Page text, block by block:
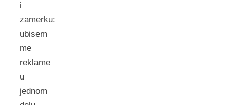
i
zamerku:
ubisem
me
reklame
u
jednom